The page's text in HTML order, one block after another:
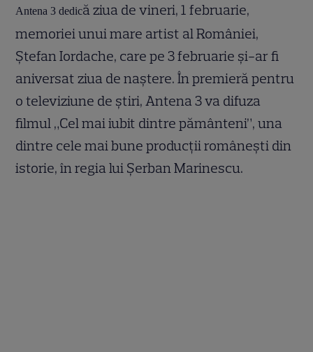
Antena 3 dedică ziua de vineri, 1 februarie,
memoriei unui mare artist al României,
Ştefan Iordache, care pe 3 februarie şi-ar fi
aniversat ziua de naştere. În premieră pentru
o televiziune de ştiri, Antena 3 va difuza
filmul „Cel mai iubit dintre pământeni”, una
dintre cele mai bune producţii româneşti din
istorie, în regia lui Şerban Marinescu.